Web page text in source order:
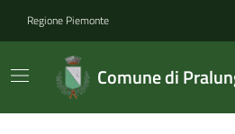
Regione Piemonte
Comune di